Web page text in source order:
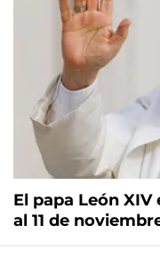
El papa León
al 11 de